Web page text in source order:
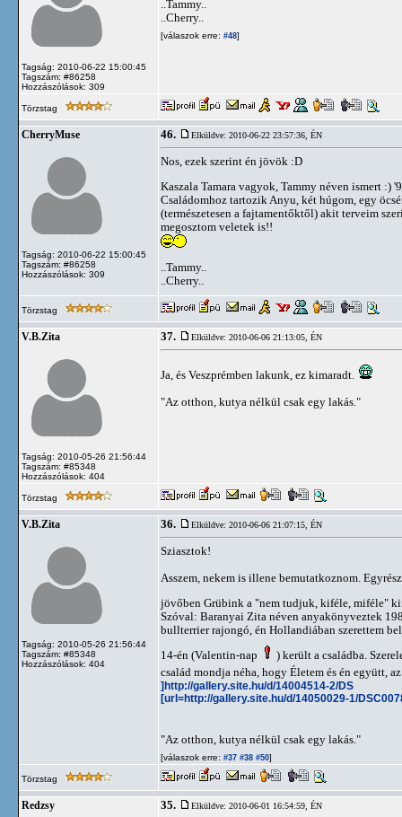
Tagság: 2010-06-22 15:00:45
Tagszám: #86258
Hozzászólások: 309
..Tammy..
..Cherry..
[válaszok erre: #48]
Törzstag
CherryMuse
Tagság: 2010-06-22 15:00:45
Tagszám: #86258
Hozzászólások: 309
46. Elküldve: 2010-06-22 23:57:36, ÉN
Nos, ezek szerint én jövök :D
Kaszala Tamara vagyok, Tammy néven ismert :)
Családomhoz tartozik Anyu, két húgom, egy
(természetesen a fajtamentőktől) akit terveim
megosztom veletek is!!
..Tammy..
..Cherry..
Törzstag
V.B.Zita
Tagság: 2010-05-26 21:56:44
Tagszám: #85348
Hozzászólások: 404
37. Elküldve: 2010-06-06 21:13:05, ÉN
Ja, és Veszprémben lakunk, ez kimaradt.
"Az otthon, kutya nélkül csak egy lakás."
Törzstag
V.B.Zita
Tagság: 2010-05-26 21:56:44
Tagszám: #85348
Hozzászólások: 404
36. Elküldve: 2010-06-06 21:07:15, ÉN
Sziasztok!
Asszem, nekem is illene bemutatkoznom.
jövőben Grübink a "nem tudjuk, kiféle, miféle"
Szóval: Baranyai Zita néven anyakönyveztek
bullterrier rajongó, én Hollandiában szerettem
14-én (Valentin-nap
) került a családba.
család mondja néha, hogy Életem és én együtt,
]http://gallery.site.hu/d/14004514-2/DS
[url=http://gallery.site.hu/d/14050029-1/
"Az otthon, kutya nélkül csak egy lakás."
[válaszok erre: #37 #38 #50]
Törzstag
Redzsy 35. Elküldve: 2010-06-01 16:54:59, ÉN